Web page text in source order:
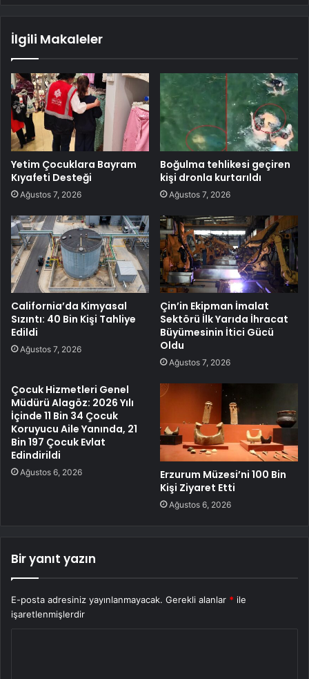
İlgili Makaleler
Yetim Çocuklara Bayram
Kıyafeti Desteği
Ağustos 7, 2026
Boğulma tehlikesi geçiren
kişi dronla kurtarıldı
Ağustos 7, 2026
California’da Kimyasal
Sızıntı: 40 Bin Kişi Tahliye
Edildi
Ağustos 7, 2026
Çin’in Ekipman İmalat
Sektörü İlk Yarıda İhracat
Büyümesinin İtici Gücü
Oldu
Ağustos 7, 2026
Çocuk Hizmetleri Genel
Müdürü Alagöz: 2026 Yılı
İçinde 11 Bin 34 Çocuk
Koruyucu Aile Yanında, 21
Bin 197 Çocuk Evlat
Edindirildi
Ağustos 6, 2026
Erzurum Müzesi’ni 100 Bin
Kişi Ziyaret Etti
Ağustos 6, 2026
Bir yanıt yazın
E-posta adresiniz yayınlanmayacak. Gerekli alanlar * ile
işaretlenmişlerdir